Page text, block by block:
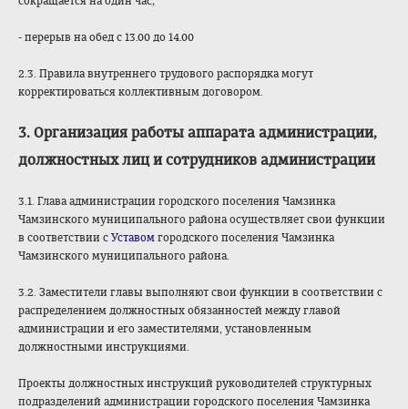
- перерыв на обед с 13.00 до 14.00
2.3. Правила внутреннего трудового распорядка могут
корректироваться коллективным договором.
3. Организация работы аппарата администрации,
должностных лиц и сотрудников администрации
3.1. Глава администрации городского поселения Чамзинка
Чамзинского муниципального района осуществляет свои функции
в соответствии с Уставом городского поселения Чамзинка
Чамзинского муниципального района.
3.2. Заместители главы выполняют свои функции в соответствии с
распределением должностных обязанностей между главой
администрации и его заместителями, установленным
должностными инструкциями.
Проекты должностных инструкций руководителей структурных
подразделений администрации городского поселения Чамзинка